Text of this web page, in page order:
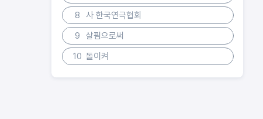
8
사 한국연극협회
9
살핌으로써
10 돌이켜